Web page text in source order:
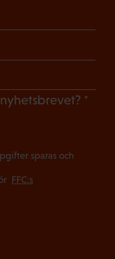
sparas och
FFC:s